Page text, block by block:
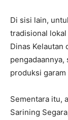
Di sisi lain,
tradisional
Dinas Kelautan
pengadaannya,
produksi
Sementara itu,
Sarining